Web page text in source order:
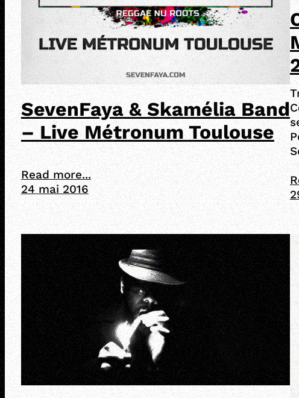
SevenFaya & Skamélia Band
– Live Métronum Toulouse
Read more...
24 mai 2016